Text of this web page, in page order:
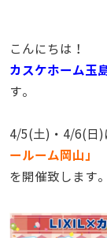
こんにちは！
カスケホーム玉
す。
4/5(土)・4/6(日)
ールーム岡山」
を開催致します。